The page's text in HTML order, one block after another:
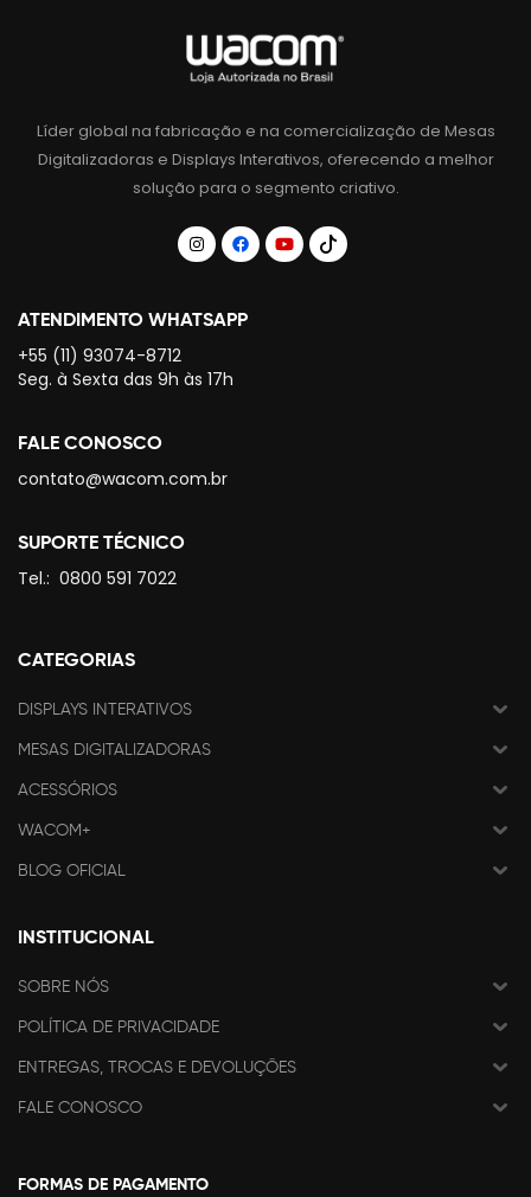
Líder global na fabricação e na comercialização de Mesas
Digitalizadoras e Displays Interativos, oferecendo a melhor
solução para o segmento criativo.
ATENDIMENTO WHATSAPP
+55 (11) 93074-8712
Seg. à Sexta das 9h às 17h
FALE CONOSCO
contato@wacom.com.br
SUPORTE TÉCNICO
Tel.: 0800 591 7022
CATEGORIAS
DISPLAYS INTERATIVOS
MESAS DIGITALIZADORAS
ACESSÓRIOS
WACOM+
BLOG OFICIAL
INSTITUCIONAL
SOBRE NÓS
POLÍTICA DE PRIVACIDADE
ENTREGAS, TROCAS E DEVOLUÇÕES
FALE CONOSCO
FORMAS DE PAGAMENTO